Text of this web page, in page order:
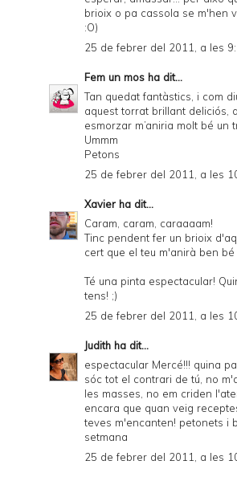
brioix o pa cassola se m'hen
:O)
25 de febrer del 2011, a les
Fem un mos ha dit...
Tan quedat fantàstics, i com
aquest torrat brillant deliciós,
esmorzar m’aniria molt bé un
Ummm
Petons
25 de febrer del 2011, a les
Xavier ha dit...
Caram, caram, caraaaam!
Tinc pendent fer un brioix
cert que el teu m'anirà ben bé
Té una pinta espectacular!
tens! ;)
25 de febrer del 2011, a les
Judith ha dit...
espectacular Mercé!!! quina
sóc tot el contrari de tú, no
les masses, no em criden
encara que quan veig
teves m'encanten! petonets i
setmana
25 de febrer del 2011, a les